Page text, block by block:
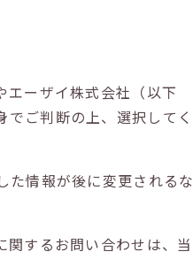
エーザイ株式会社（以下
ご判断の上、選択してく
た情報が後に変更されるな
するお問い合わせは、当